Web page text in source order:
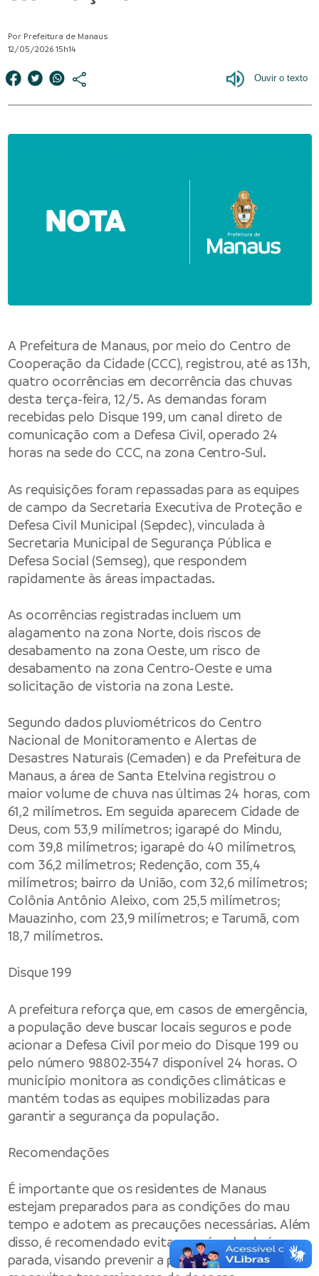
Por Prefeitura de Manaus
12/05/2026 15h14
A Prefeitura de Manaus, por meio do Centro de
Cooperação da Cidade (CCC), registrou, até as 13h,
quatro ocorrências em decorrência das chuvas
desta terça-feira, 12/5. As demandas foram
recebidas pelo Disque 199, um canal direto de
comunicação com a Defesa Civil, operado 24
horas na sede do CCC, na zona Centro-Sul.
As requisições foram repassadas para as equipes
de campo da Secretaria Executiva de Proteção e
Defesa Civil Municipal (Sepdec), vinculada à
Secretaria Municipal de Segurança Pública e
Defesa Social (Semseg), que respondem
rapidamente às áreas impactadas.
As ocorrências registradas incluem um
alagamento na zona Norte, dois riscos de
desabamento na zona Oeste, um risco de
desabamento na zona Centro-Oeste e uma
solicitação de vistoria na zona Leste.
Segundo dados pluviométricos do Centro
Nacional de Monitoramento e Alertas de
Desastres Naturais (Cemaden) e da Prefeitura de
Manaus, a área de Santa Etelvina registrou o
maior volume de chuva nas últimas 24 horas, com
61,2 milímetros. Em seguida aparecem Cidade de
Deus, com 53,9 milímetros; igarapé do Mindu,
com 39,8 milímetros; igarapé do 40 milímetros,
com 36,2 milímetros; Redenção, com 35,4
milímetros; bairro da União, com 32,6 milímetros;
Colônia Antônio Aleixo, com 25,5 milímetros;
Mauazinho, com 23,9 milímetros; e Tarumã, com
18,7 milímetros.
Disque 199
A prefeitura reforça que, em casos de emergência,
a população deve buscar locais seguros e pode
acionar a Defesa Civil por meio do Disque 199 ou
pelo número 98802-3547 disponível 24 horas. O
município monitora as condições climáticas e
mantém todas as equipes mobilizadas para
garantir a segurança da população.
Recomendações
É importante que os residentes de Manaus
estejam preparados para as condições do mau
tempo e adotem as precauções necessárias. Além
disso, é recomendado evitar o acúmulo de água
parada, visando prevenir a proliferação de